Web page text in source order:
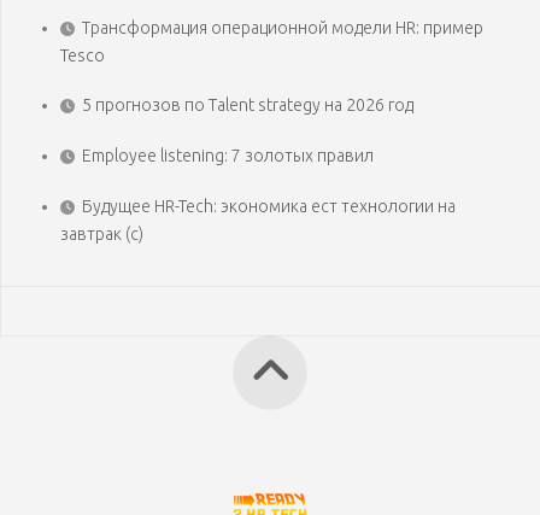
Трансформация операционной модели HR: пример
Tesco
5 прогнозов по Talent strategy на 2026 год
Employee listening: 7 золотых правил
Будущее HR-Tech: экономика ест технологии на
завтрак (с)